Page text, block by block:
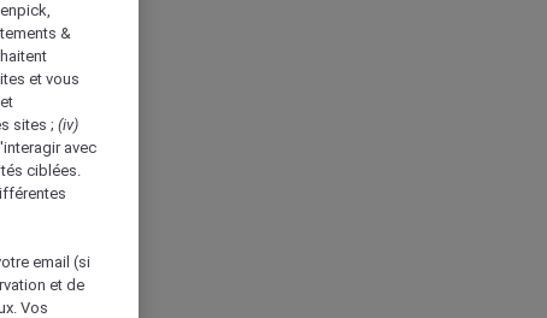
&
et vous
sites ; (iv)
avec
ciblées.
email (si
et de
Vos